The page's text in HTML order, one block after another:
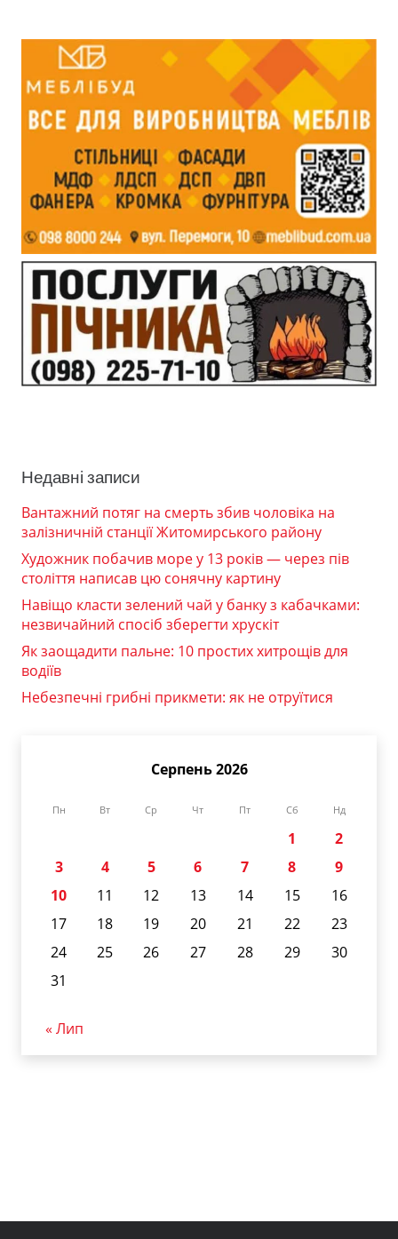
Недавні записи
Вантажний потяг на смерть збив чоловіка на
залізничній станції Житомирського району
Художник побачив море у 13 років — через пів
століття написав цю сонячну картину
Навіщо класти зелений чай у банку з кабачками:
незвичайний спосіб зберегти хрускіт
Як заощадити пальне: 10 простих хитрощів для
водіїв
Небезпечні грибні прикмети: як не отруїтися
Серпень 2026
Пн Вт Ср Чт Пт Сб Нд
1
2
3
4 5 6 7 8
9
10
11 12 13 14 15
16
17
18 19 20 21 22
23
24
25 26 27 28 29
30
31
« Лип